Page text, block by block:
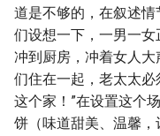
道是不够的，在叙述
们设想一下，一男一
冲到厨房，冲着女人
们住在一起，老太太
这个家！”在设置这个
饼（味道甜美、温馨